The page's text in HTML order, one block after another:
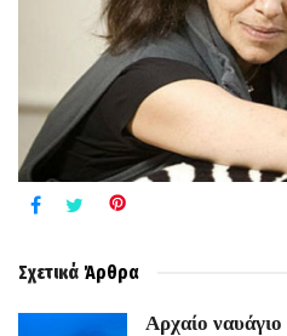
Σχετικά Άρθρα
Aρχαίο